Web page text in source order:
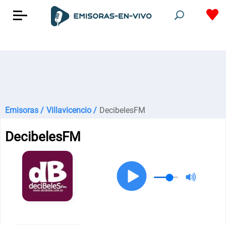
Emisoras / Villavicencio / DecibelesFM
DecibelesFM